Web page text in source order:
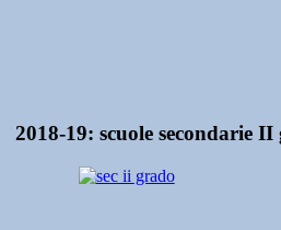
2018-19: scuole secondarie II